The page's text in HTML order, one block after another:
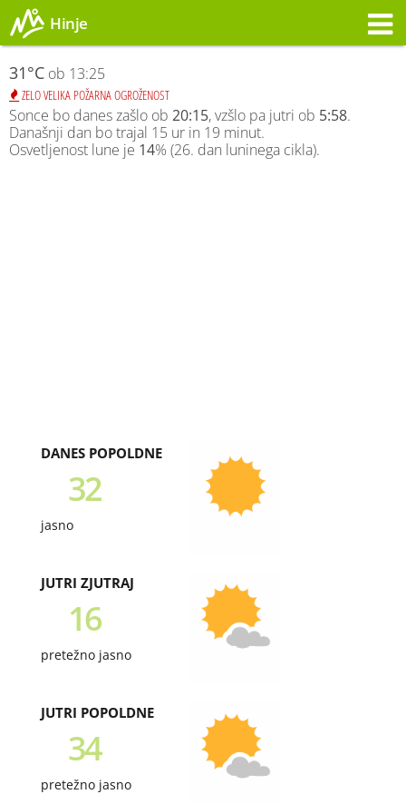
Hinje
31°C ob 13:25
ZELO VELIKA POŽARNA OGROŽENOST
Sonce bo danes zašlo ob 20:15, vzšlo pa jutri ob 5:58.
Današnji dan bo trajal 15 ur in 19 minut.
Osvetljenost lune je 14% (26. dan luninega cikla).
DANES POPOLDNE
32
jasno
JUTRI ZJUTRAJ
16
pretežno jasno
JUTRI POPOLDNE
34
pretežno jasno